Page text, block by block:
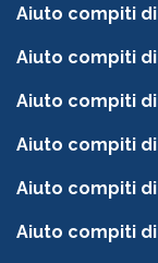
Aiuto compiti
Aiuto compiti
Aiuto compiti
Aiuto compiti
Aiuto compiti
Aiuto compiti